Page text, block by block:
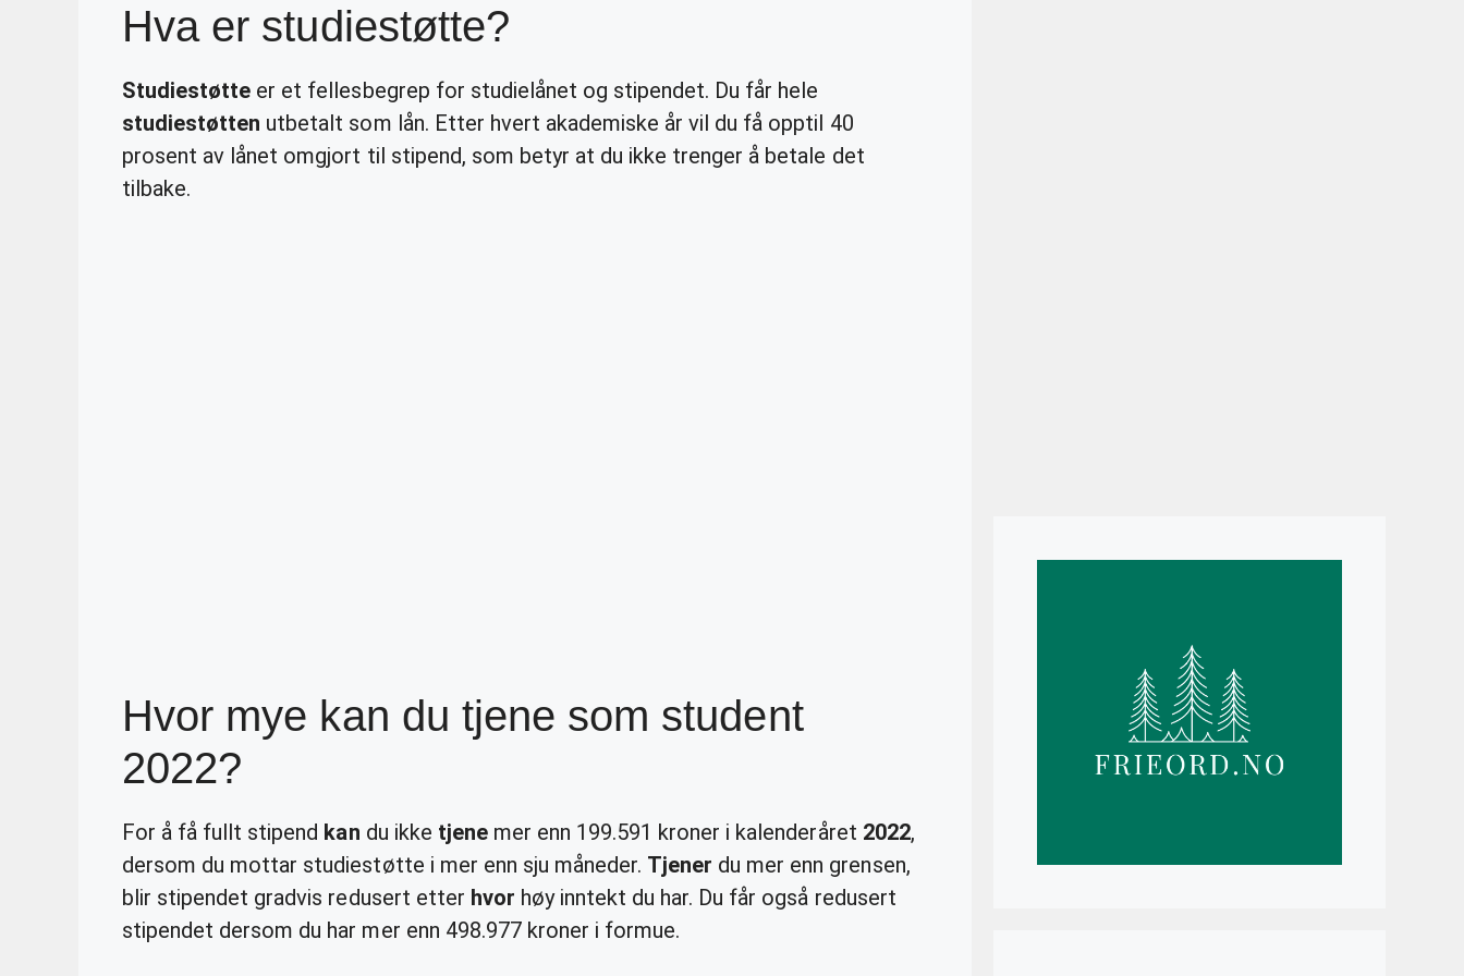
Hva er studiestøtte?
Studiestøtte er et fellesbegrep for studielånet og stipendet. Du får hele
studiestøtten utbetalt som lån. Etter hvert akademiske år vil du få opptil 40
prosent av lånet omgjort til stipend, som betyr at du ikke trenger å betale det
tilbake.
Hvor mye kan du tjene som student
2022?
For å få fullt stipend kan du ikke tjenemer enn 199.591 kroner i kalenderåret 2022,
dersom du mottar studiestøtte i mer enn sju måneder. Tjener du mer enn grensen,
blir stipendet gradvis redusert etter hvor høy inntekt du har. Du får også redusert
stipendet dersom du har mer enn 498.977 kroner i formue.